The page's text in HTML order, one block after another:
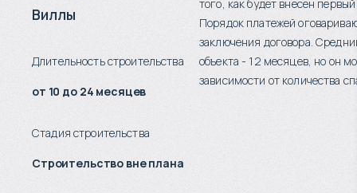
Виллы
Длительность строительства
от 10 до 24 месяцев
Стадия строительства
Строительство вне плана
того, как будет внесен
Порядок платежей
заключения договора.
объекта - 12 месяцев, но он
зависимости от количества